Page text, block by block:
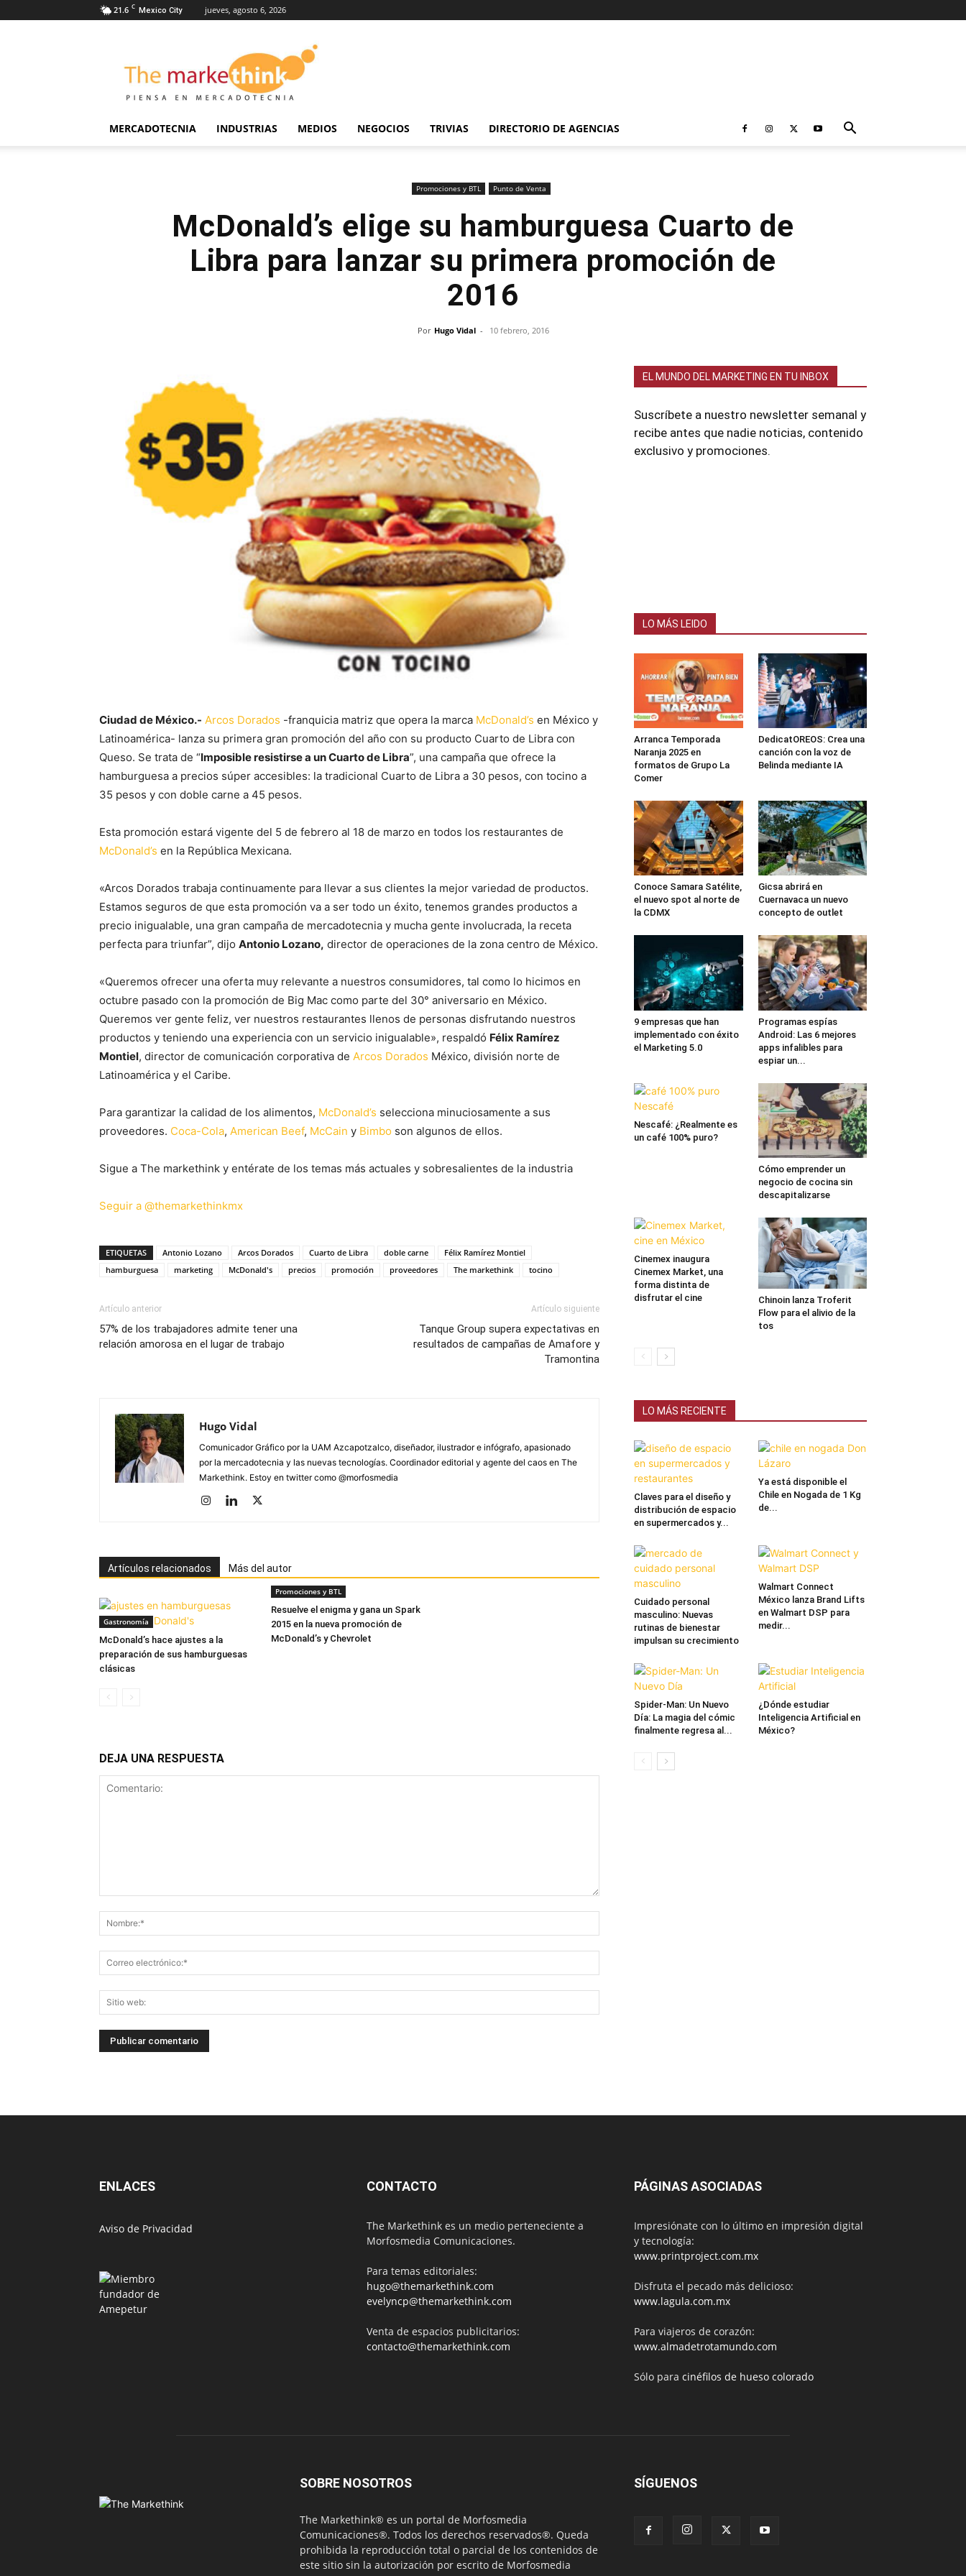
21.6 C Mexico City jueves, agosto 6, 2026
Markethink
MERCADOTECNIA INDUSTRIAS MEDIOS NEGOCIOS TRIVIAS DIRECTORIO DE AGENCIAS
Promociones y BTL Punto de Venta
McDonald’s elige su hamburguesa Cuarto de
Libra para lanzar su primera promoción de
2016
Por Hugo Vidal - 10 febrero, 2016
Ciudad de México.- Arcos Dorados -franquicia matriz que opera la marca McDonald’s en México y
Latinoamérica- lanza su primera gran promoción del año con su producto Cuarto de Libra con
Queso. Se trata de “Imposible resistirse a un Cuarto de Libra”, una campaña que ofrece la
hamburguesa a precios súper accesibles: la tradicional Cuarto de Libra a 30 pesos, con tocino a
35 pesos y con doble carne a 45 pesos.
Esta promoción estará vigente del 5 de febrero al 18 de marzo en todos los restaurantes de
McDonald’s en la República Mexicana.
«Arcos Dorados trabaja continuamente para llevar a sus clientes la mejor variedad de productos.
Estamos seguros de que esta promoción va a ser todo un éxito, tenemos grandes productos a
precio inigualable, una gran campaña de mercadotecnia y mucha gente involucrada, la receta
perfecta para triunfar”, dijo Antonio Lozano, director de operaciones de la zona centro de México.
«Queremos ofrecer una oferta muy relevante a nuestros consumidores, tal como lo hicimos en
octubre pasado con la promoción de Big Mac como parte del 30° aniversario en México.
Queremos ver gente feliz, ver nuestros restaurantes llenos de personas disfrutando nuestros
productos y teniendo una experiencia con un servicio inigualable», respaldó Félix Ramírez
Montiel, director de comunicación corporativa de Arcos Dorados México, división norte de
Latinoamérica y el Caribe.
Para garantizar la calidad de los alimentos, McDonald’s selecciona minuciosamente a sus
proveedores. Coca-Cola, American Beef, McCain y Bimbo son algunos de ellos.
Sigue a The markethink y entérate de los temas más actuales y sobresalientes de la industria
Seguir a @themarkethinkmx
ETIQUETAS Antonio Lozano Arcos Dorados Cuarto de Libra doble carne
Félix Ramírez Montiel
hamburguesa
marketing McDonald's precios promoción proveedores The markethink tocino
Artículo anterior
57% de los trabajadores admite tener una
relación amorosa en el lugar de trabajo
Artículo siguiente
Tanque Group supera expectativas en
resultados de campañas de Amafore y
Tramontina
Hugo Vidal
Comunicador Gráfico por la UAM Azcapotzalco, diseñador, ilustrador e infógrafo, apasionado
por la mercadotecnia y las nuevas tecnologías. Coordinador editorial y agente del caos en The
Markethink. Estoy en twitter como @morfosmedia
Artículos relacionados Más del autor
Gastronomía
McDonald’s hace ajustes a la
preparación de sus hamburguesas
clásicas
Promociones y BTL
Resuelve el enigma y gana un Spark
2015 en la nueva promoción de
McDonald’s y Chevrolet
DEJA UNA RESPUESTA
EL MUNDO DEL MARKETING EN TU INBOX
Suscríbete a nuestro newsletter semanal y
recibe antes que nadie noticias, contenido
exclusivo y promociones.
LO MÁS LEIDO
Arranca Temporada
Naranja 2025 en
formatos de Grupo La
Comer
DedicatOREOS: Crea una
canción con la voz de
Belinda mediante IA
Conoce Samara Satélite,
el nuevo spot al norte de
la CDMX
Gicsa abrirá en
Cuernavaca un nuevo
concepto de outlet
9 empresas que han
implementado con éxito
el Marketing 5.0
Programas espías
Android: Las 6 mejores
apps infalibles para
espiar un...
Nescafé: ¿Realmente es
un café 100% puro?
Cómo emprender un
negocio de cocina sin
descapitalizarse
Cinemex inaugura
Cinemex Market, una
forma distinta de
disfrutar el cine
Chinoin lanza Troferit
Flow para el alivio de la
tos
LO MÁS RECIENTE
Claves para el diseño y
distribución de espacio
en supermercados y...
Ya está disponible el
Chile en Nogada de 1 Kg
de...
Cuidado personal
masculino: Nuevas
rutinas de bienestar
impulsan su crecimiento
Walmart Connect
México lanza Brand Lifts
en Walmart DSP para
medir...
Spider-Man: Un Nuevo
Día: La magia del cómic
finalmente regresa al...
¿Dónde estudiar
Inteligencia Artificial en
México?
ENLACES
Aviso de Privacidad
CONTACTO
The Markethink es un medio perteneciente a
Morfosmedia Comunicaciones.
Para temas editoriales:
hugo@themarkethink.com
evelyncp@themarkethink.com
Venta de espacios publicitarios:
contacto@themarkethink.com
PÁGINAS ASOCIADAS
Impresiónate con lo último en impresión digital
y tecnología:
www.printproject.com.mx
Disfruta el pecado más delicioso:
www.lagula.com.mx
Para viajeros de corazón:
www.almadetrotamundo.com
Sólo para cinéfilos de hueso colorado
SOBRE NOSOTROS
The Markethink® es un portal de Morfosmedia
Comunicaciones®. Todos los derechos reservados®. Queda
prohibida la reproducción total o parcial de los contenidos de
este sitio sin la autorización por escrito de Morfosmedia
SÍGUENOS